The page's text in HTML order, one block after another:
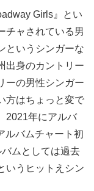
Girls』とい
チャされている男
というシンガーな
出身のカントリー
ーの男性シンガー
方はちょっと変で
2021年にアルバ
ルバムチャート初
ムとしては過去
いうヒットえシン